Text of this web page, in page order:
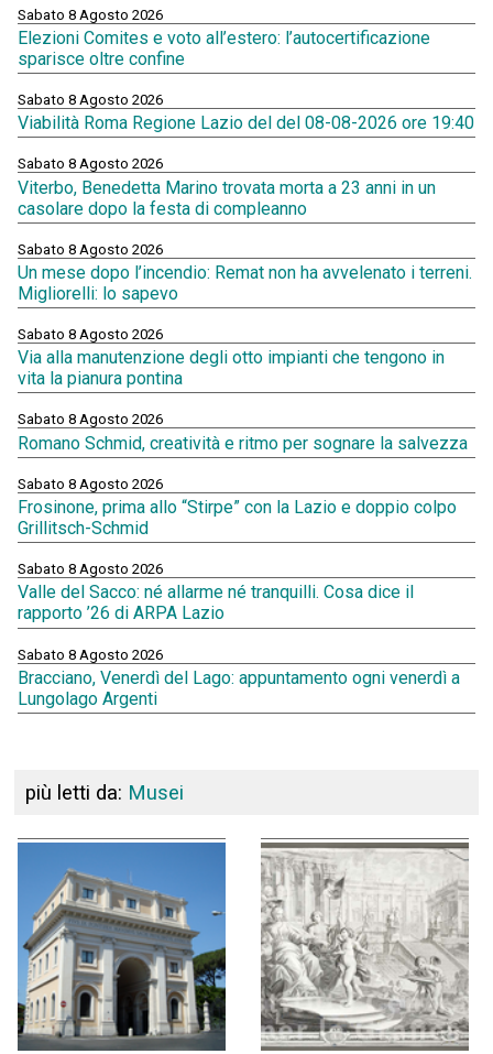
Sabato 8 Agosto 2026
Elezioni Comites e voto all’estero: l’autocertificazione
sparisce oltre confine
Sabato 8 Agosto 2026
Viabilità Roma Regione Lazio del del 08-08-2026 ore 19:40
Sabato 8 Agosto 2026
Viterbo, Benedetta Marino trovata morta a 23 anni in un
casolare dopo la festa di compleanno
Sabato 8 Agosto 2026
Un mese dopo l’incendio: Remat non ha avvelenato i terreni.
Migliorelli: lo sapevo
Sabato 8 Agosto 2026
Via alla manutenzione degli otto impianti che tengono in
vita la pianura pontina
Sabato 8 Agosto 2026
Romano Schmid, creatività e ritmo per sognare la salvezza
Sabato 8 Agosto 2026
Frosinone, prima allo “Stirpe” con la Lazio e doppio colpo
Grillitsch-Schmid
Sabato 8 Agosto 2026
Valle del Sacco: né allarme né tranquilli. Cosa dice il
rapporto ’26 di ARPA Lazio
Sabato 8 Agosto 2026
Bracciano, Venerdì del Lago: appuntamento ogni venerdì a
Lungolago Argenti
più letti da: Musei